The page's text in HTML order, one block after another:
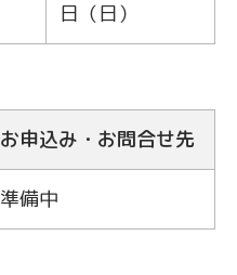
日（日）
お申込み・お問合せ先
準備中